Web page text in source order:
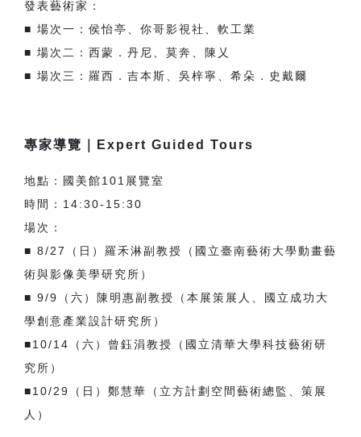
發表藝術家：
■ 場次一：侯怡亭、你哥影視社、軟工業
■ 場次二：西蒙．丹尼、莫奔、陳乂
■ 場次三：羅西．吉本斯、吳梓寧、希朵．史戴爾
專家導覽｜Expert Guided Tours
地點：國美館101展覽室
時間：14:30-15:30
場次：
■ 8/27（日）羅禾淋副教授（國立臺南藝術大學動畫藝
術與影像美學研究所）
■ 9/9（六）陳明惠副教授（本展策展人、國立成功大
學創意產業設計研究所）
■10/14（六）曾鈺涓教授（國立清華大學科技藝術研
究所）
■10/29（日）鄭慧華（立方計劃空間藝術總監、策展
人）